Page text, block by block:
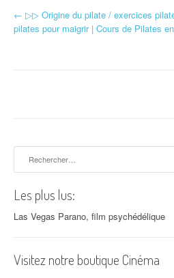
Navigation d'article
← ▷▷ Origine du pilate / exercices
pilates pour maigrir | Cours de Pilates
Les plus lus:
Las Vegas Parano, film psychédélique
Visitez notre boutique Cinéma